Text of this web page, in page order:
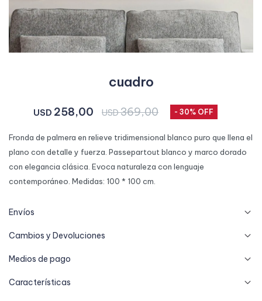
cuadro
USD 258,00 USD369,00 30
Fronda de palmera en relieve tridimensional blanco puro que llena el
plano con detalle y fuerza. Passepartout blanco y marco dorado
con elegancia clásica. Evoca naturaleza con lenguaje
contemporáneo. Medidas: 100 * 100 cm.
Envíos
Cambios y Devoluciones
Medios de pago
Características